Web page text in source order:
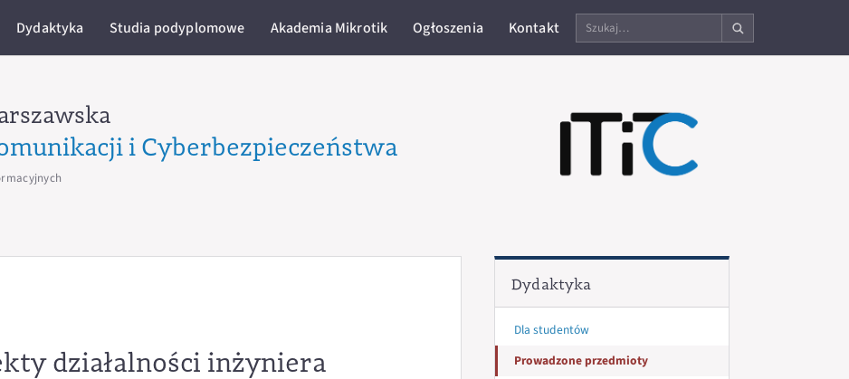
Dydaktyka Studia podyplomowe Akademia Mikrotik Ogłoszenia Kontakt
Szukaj
na
stronie
i Cyberbezpieczeństwa
działalności inżyniera
Dydaktyka
Dla studentów
Prowadzone przedmioty